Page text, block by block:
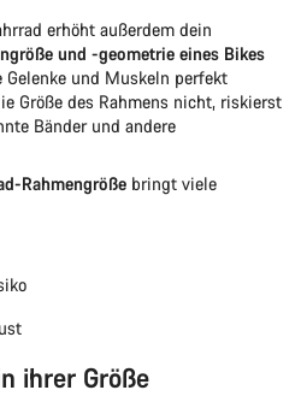
erhöht außerdem dein
und -geometrie eines Bikes
und Muskeln perfekt
Größe des Rahmens nicht, riskierst
Bänder und andere
Rahmengröße bringt viele
ihrer Größe